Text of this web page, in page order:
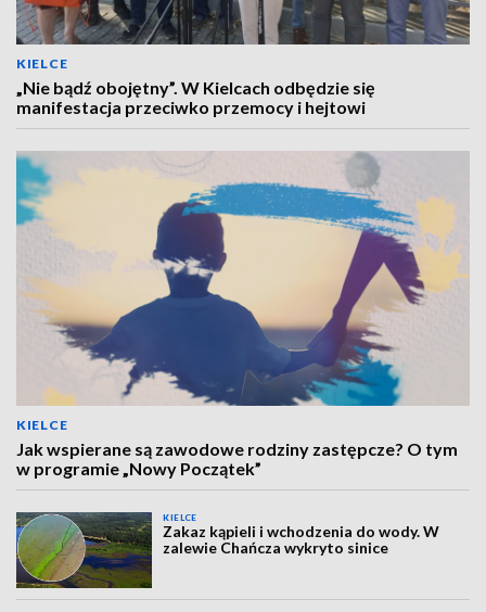
KIELCE
„Nie bądź obojętny”. W Kielcach odbędzie się
manifestacja przeciwko przemocy i hejtowi
KIELCE
Jak wspierane są zawodowe rodziny zastępcze? O tym
w programie „Nowy Początek”
KIELCE
Zakaz kąpieli i wchodzenia do wody. W
zalewie Chańcza wykryto sinice